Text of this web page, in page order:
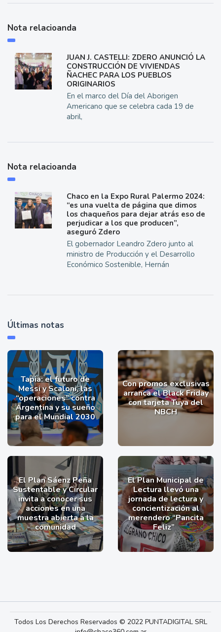
Nota relacioanda
JUAN J. CASTELLI: ZDERO ANUNCIÓ LA
CONSTRUCCIÓN DE VIVIENDAS
ÑACHEC PARA LOS PUEBLOS
ORIGINARIOS
En el marco del Día del Aborigen
Americano que se celebra cada 19 de
abril,
Nota relacioanda
Chaco en la Expo Rural Palermo 2024:
“es una vuelta de página que dimos
los chaqueños para dejar atrás eso de
perjudicar a los que producen”,
aseguró Zdero
El gobernador Leandro Zdero junto al
ministro de Producción y el Desarrollo
Económico Sostenible, Hernán
Últimas notas
Tapia: el futuro de
Messi y Scaloni, las
“operaciones” contra
Argentina y su sueño
para el Mundial 2030
Con promos exclusivas
arranca el Black Friday
con tarjeta Tuya del
NBCH
El Plan Sáenz Peña
Sustentable y Circular
invita a conocer sus
acciones en una
muestra abierta a la
comunidad
El Plan Municipal de
Lectura llevó una
jornada de lectura y
concientización al
merendero “Pancita
Feliz”
Todos Los Derechos Reservados © 2022 PUNTADIGITAL SRL